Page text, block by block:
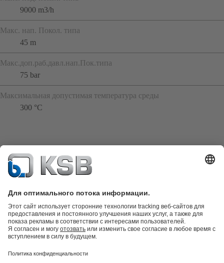
9000 m3/h
Макс. нап. Покол. типа
45 m
Макс.доп.раб.давл.нап.Пок.типа
75 bar
Максимальная допустимая температура среды
300 °C